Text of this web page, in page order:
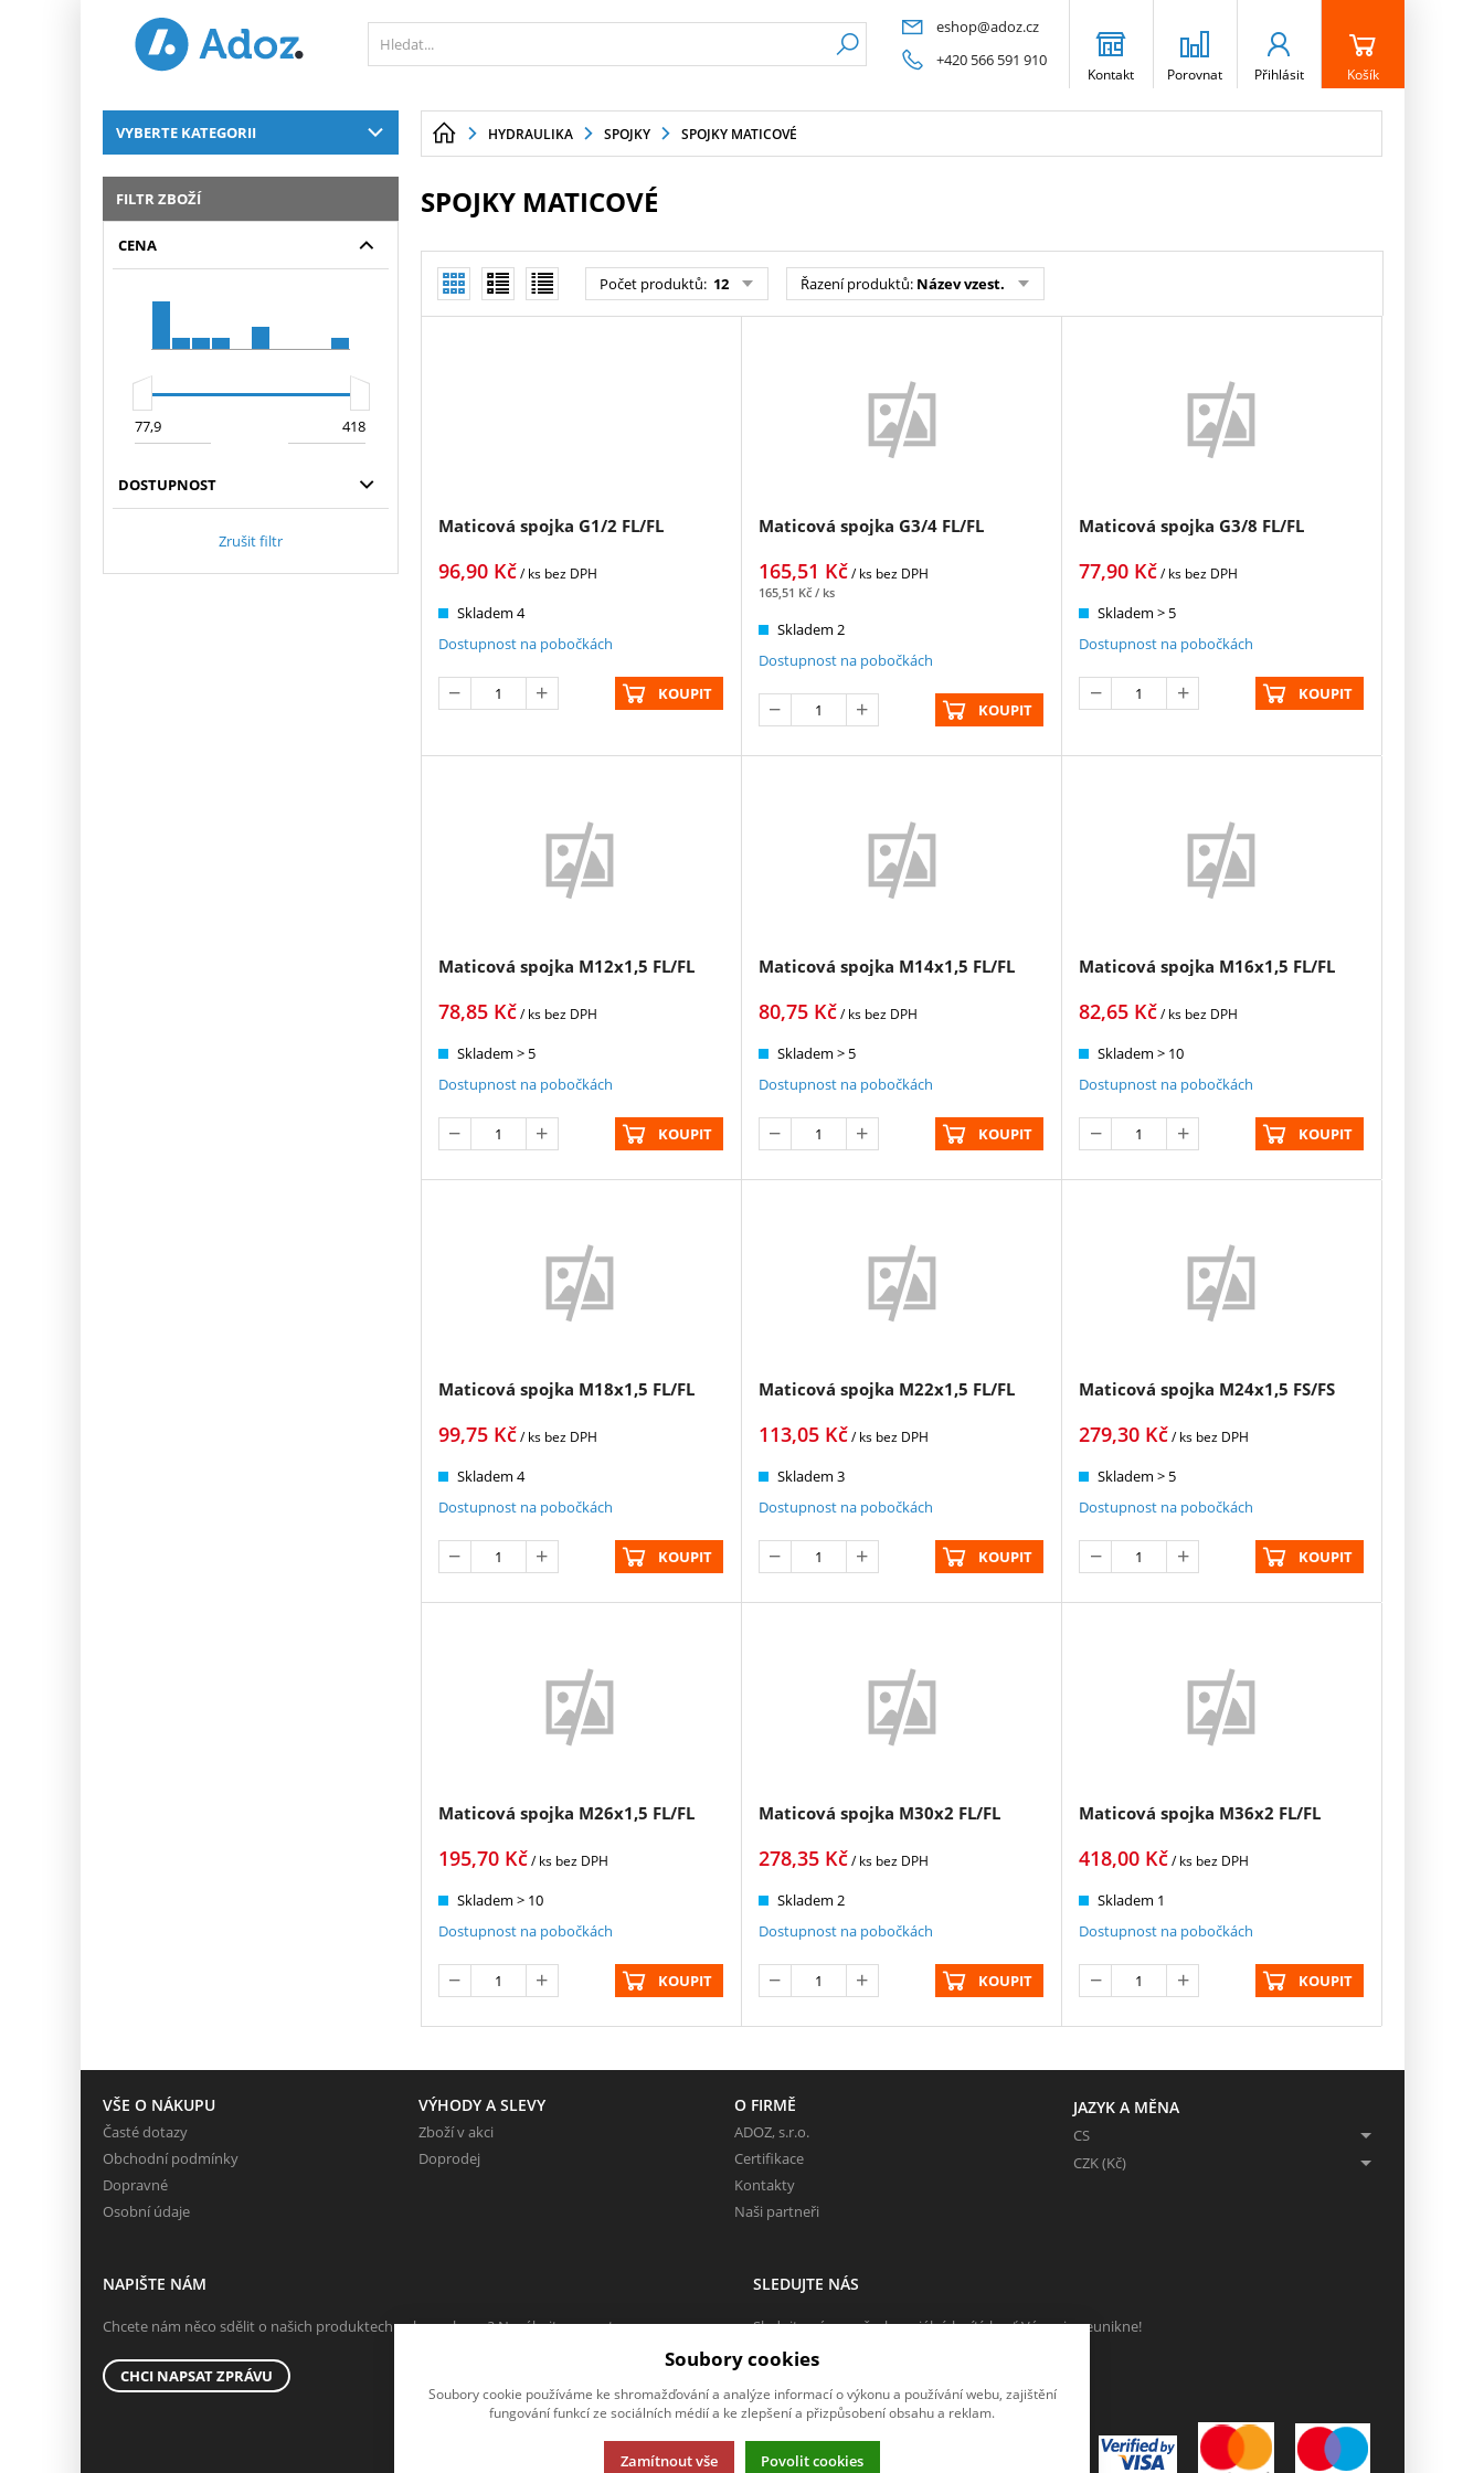
eshop@adoz.cz
+420 566 591 910
Kontakt Porovnat Přihlásit Košík
VYBERTE KATEGORII
FILTR ZBOŽÍ
CENA
DOSTUPNOST
Zrušit filtr
HYDRAULIKA SPOJKY SPOJKY MATICOVÉ
SPOJKY MATICOVÉ
Počet produktů: 12 Řazení produktů: Název vzest.
Maticová spojka G1/2 FL/FL
96,90Kč/ ks bez DPH
Skladem 4
Dostupnost na pobočkách
KOUPIT
Maticová spojka G3/4 FL/FL
165,51 Kč/ ks bez DPH
165,51 Kč/ ks
Skladem 2
Dostupnost na pobočkách
KOUPIT
Maticová spojka G3/8 FL/FL
77,90 Kč/ ks bez DPH
Skladem > 5
Dostupnost na pobočkách
KOUPIT
Maticová spojka M12x1,5 FL/FL
78,85Kč/ ks bez DPH
Skladem > 5
Dostupnost na pobočkách
KOUPIT
Maticová spojka M14x1,5 FL/FL
80,75Kč/ ks bez DPH
Skladem > 5
Dostupnost na pobočkách
KOUPIT
Maticová spojka M16x1,5 FL/FL
82,65 Kč/ ks bez DPH
Skladem > 10
Dostupnost na pobočkách
KOUPIT
Maticová spojka M18x1,5 FL/FL
99,75Kč/ ks bez DPH
Skladem 4
Dostupnost na pobočkách
KOUPIT
Maticová spojka M22x1,5 FL/FL
113,05Kč/ ks bez DPH
Skladem 3
Dostupnost na pobočkách
KOUPIT
Maticová spojka M24x1,5 FS/FS
279,30 Kč/ ks bez DPH
Skladem > 5
Dostupnost na pobočkách
KOUPIT
Maticová spojka M26x1,5 FL/FL
195,70Kč/ ks bez DPH
Skladem > 10
Dostupnost na pobočkách
KOUPIT
Maticová spojka M30x2 FL/FL
278,35Kč/ ks bez DPH
Skladem 2
Dostupnost na pobočkách
KOUPIT
Maticová spojka M36x2 FL/FL
418,00 Kč/ ks bez DPH
Skladem 1
Dostupnost na pobočkách
KOUPIT
VŠE O NÁKUPU
Časté dotazy
Obchodní podmínky
Dopravné
Osobní údaje
VÝHODY A SLEVY
Zboží v akci
Doprodej
O FIRMĚ
ADOZ, s.r.o.
Certifikace
Kontakty
Naši partneři
JAZYK A MĚNA
CS
CZK (Kč)
NAPIŠTE NÁM
Chcete nám něco sdělit o našich produktech nebo e-shopu? Neváhejte napsat.
CHCI NAPSAT ZPRÁVU
SLEDUJTE NÁS
Sledujte nás na všech sociálních sítích, ať Vám nic neunikne!
Soubory cookies
Soubory cookie používáme ke shromažďování a analýze informací o výkonu a používání webu, zajištění
fungování funkcí ze sociálních médií a ke zlepšení a přizpůsobení obsahu a reklam.
Zamítnout vše Povolit cookies